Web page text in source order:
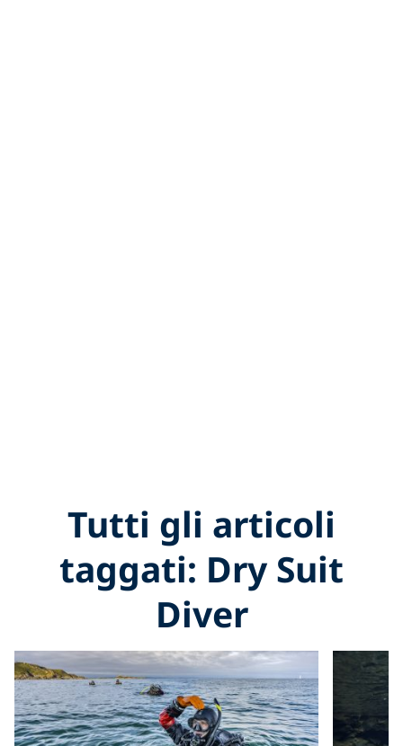
Tutti gli articoli
taggati: Dry Suit
Diver